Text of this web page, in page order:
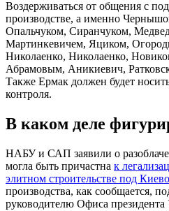
Воздерживаться от общения с
производстве, а именно
Опальчуком, Сиранчуком,
Мартинкевичем, Яциком,
Николаенко, Николаенко,
Абрамовым, Аникиевич,
Также Ермак должен будет
контроля.
В каком деле
НАБУ и САП заявили о
могла быть причастна к
элитном строительстве под
производства, как сообщается,
руководителю Офиса